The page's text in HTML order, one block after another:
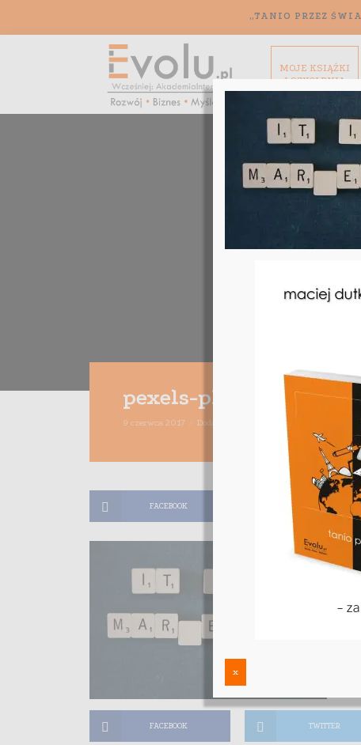
„TANIO PRZEZ
MOJE KSIĄŻKI
I SZKOLENIA
pexels-photo-266185
9 czerwca 2017 Dodaj komentarz Jacek Obolewicz 1
FACEBOOK TWITTER
FACEBOOK TWITTER
x